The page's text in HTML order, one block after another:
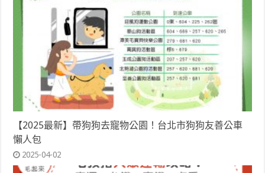
【2025最新】帶狗狗去寵物公園！台北市狗狗友善公車
懶人包
2025-04-02